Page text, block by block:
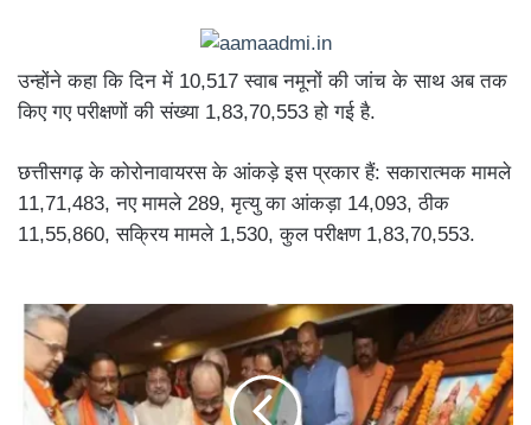
उन्होंने कहा कि दिन में 10,517 स्वाब नमूनों की जांच के साथ अब तक
किए गए परीक्षणों की संख्या 1,83,70,553 हो गई है.
छत्तीसगढ़ के कोरोनावायरस के आंकड़े इस प्रकार हैं: सकारात्मक मामले
11,71,483, नए मामले 289, मृत्यु का आंकड़ा 14,093, ठीक
11,55,860, सक्रिय मामले 1,530, कुल परीक्षण 1,83,70,553.
BJP
की
संभाग
स्तरीय
बैठक